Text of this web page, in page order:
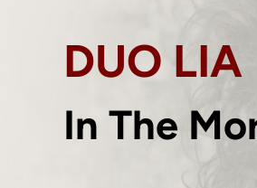
DUO LIA
In The